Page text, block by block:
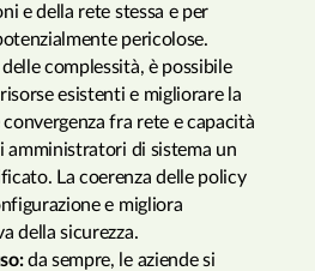
e della rete stessa e per
pericolose.
complessità, è possibile
esistenti e migliorare la
fra rete e capacità
amministratori di sistema un
La coerenza delle policy
e migliora
della sicurezza.
da sempre, le aziende si